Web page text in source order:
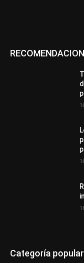
Categoría popular